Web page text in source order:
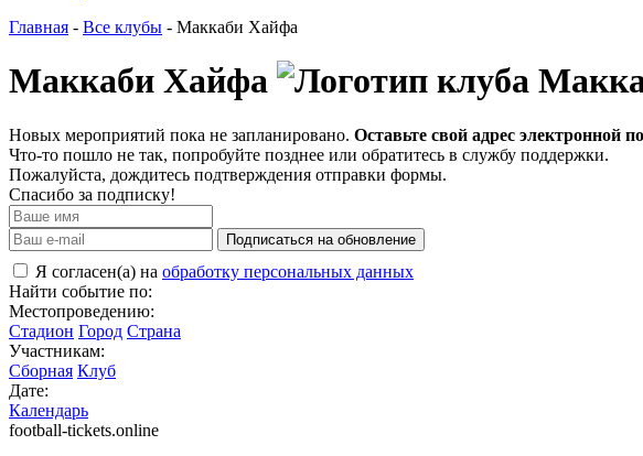
Главная - Все клубы - Маккаби Хайфа
Маккаби Хайфа
Новых мероприятий пока не запланировано. Оставьте свой адрес
Что-то пошло не так, попробуйте позднее или обратитесь в службу поддержки.
Пожалуйста, дождитесь подтверждения отправки формы.
Спасибо за подписку!
Подписаться на обновление
Я согласен(а) на обработку персональных данных
Найти событие по:
Местопроведению:
Стадион Город Страна
Участникам:
Сборная Клуб
Дате:
Календарь
football-tickets.online